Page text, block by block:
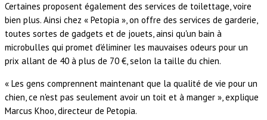
Certaines proposent également des services de toilettage, voire
bien plus. Ainsi chez « Petopia », on offre des services de garderie,
toutes sortes de gadgets et de jouets, ainsi qu'un bain à
microbulles qui promet d'éliminer les mauvaises odeurs pour un
prix allant de 40 à plus de 70 €, selon la taille du chien.
« Les gens comprennent maintenant que la qualité de vie pour un
chien, ce n'est pas seulement avoir un toit et à manger », explique
Marcus Khoo, directeur de Petopia.